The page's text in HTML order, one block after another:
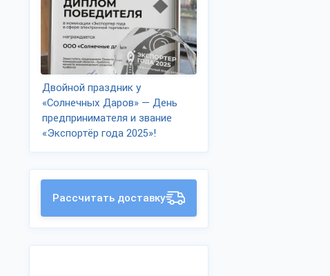
Двойной праздник у
«Солнечных Даров» — День
предпринимателя и звание
«Экспортёр года 2025»!
Рассчитать доставку